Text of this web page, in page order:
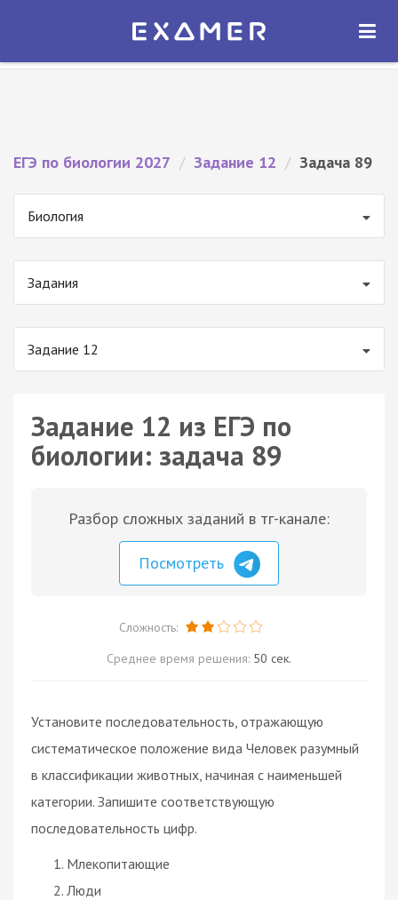
Экзамер — ЕГЭ 2027
ОТКРЫТЬ
ЕГЭ по биологии 2027 / Задание 12 / Задача 89
Биология
Задания
Задание 12
Задание 12 из ЕГЭ по
биологии: задача 89
Разбор сложных заданий в тг-канале:
Посмотреть
Сложность:
Среднее время решения: 50 сек.
Установите последовательность, отражающую
систематическое положение вида Человек разумный
в классификации животных, начиная с наименьшей
категории. Запишите соответствующую
последовательность цифр.
Млекопитающие
Люди